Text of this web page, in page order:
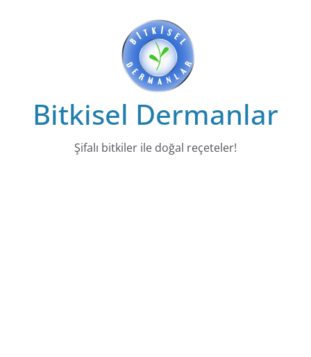
Bitkisel Dermanlar
Şifalı bitkiler ile doğal reçeteler!